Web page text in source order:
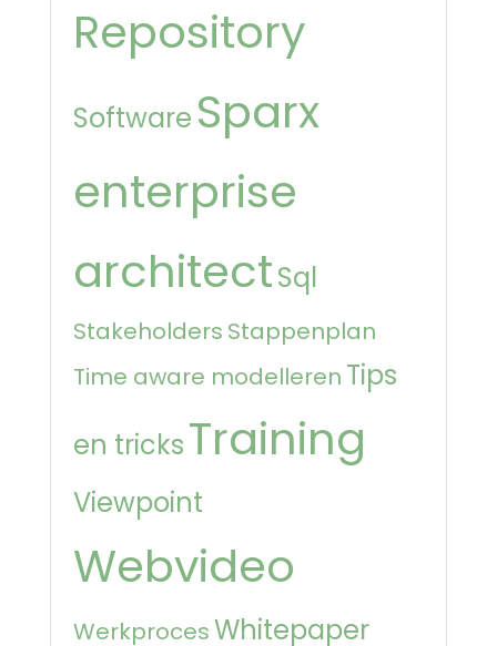
Repository
Software Sparx
enterprise
architectSql
Stakeholders Stappenplan
Time aware modelleren Tips
en tricksTraining
Viewpoint
Webvideo
WerkprocesWhitepaper